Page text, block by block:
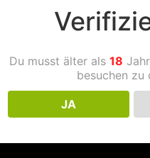
Du musst älter als 18
besuchen zu
JA